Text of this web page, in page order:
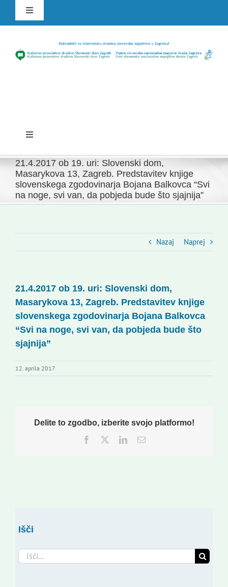
content
Toggle
Navigation
Toggle
Domov
Novice
Novi odmev – naše glasilo
Založništvo
21.4.2017 ob 19. uri: Slovenski dom,
Masarykova 13, Zagreb. Predstavitev knjige
slovenskega zgodovinarja Bojana Balkovca “Svi
na noge, svi van, da pobjeda bude što sjajnija”
Nazaj Naprej
21.4.2017 ob 19. uri: Slovenski dom,
Masarykova 13, Zagreb. Predstavitev knjige
slovenskega zgodovinarja Bojana Balkovca
“Svi na noge, svi van, da pobjeda bude što
sjajnija”
12. aprila 2017
Delite to zgodbo, izberite svojo platformo!
Facebook
TwitterLinkedInEmail
Išči
Search
for: